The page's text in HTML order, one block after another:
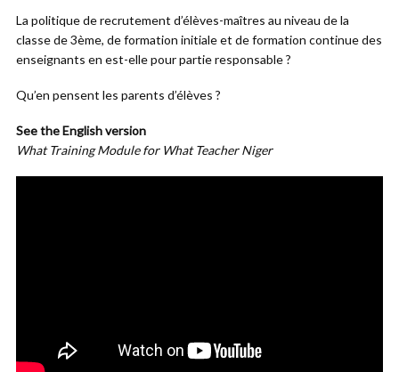
La politique de recrutement d’élèves-maîtres au niveau de la
classe de 3ème, de formation initiale et de formation continue des
enseignants en est-elle pour partie responsable ?
Qu’en pensent les parents d’élèves ?
See the English version
What Training Module for What Teacher Niger